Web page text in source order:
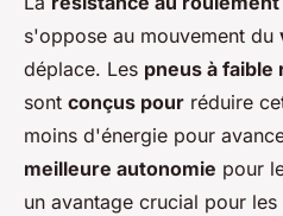
s'oppose au mouvement du
déplace. Les pneus à faible
sont conçus pour réduire
moins d'énergie pour
meilleure autonomie pour
un avantage crucial pour